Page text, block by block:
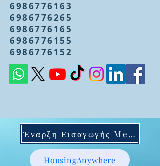
6986776163
6986776265
6986776165
6986776155
6986776152
Έναρξη Εισαγωγής Mentoring
HousingAnywhere